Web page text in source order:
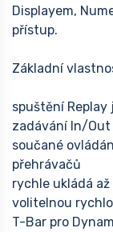
Displayem,
přístup.
Základní
spuštění
zadávání In/Out
součané
přehrávačů
rychle ukládá
volitelnou
T-Bar pro